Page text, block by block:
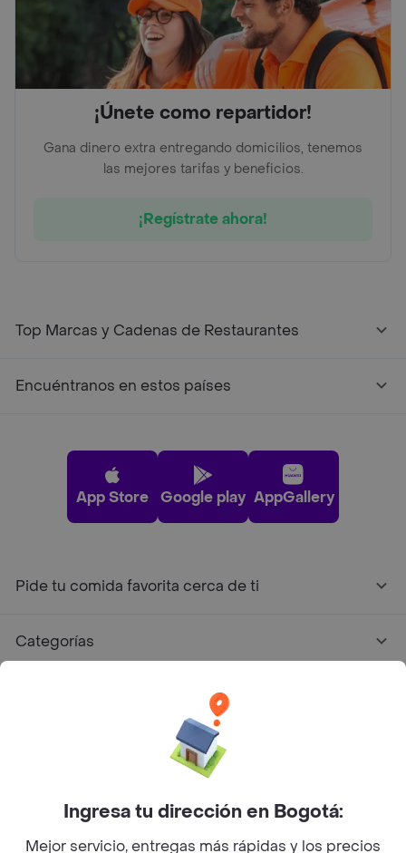
¡Únete como repartidor!
Gana dinero extra entregando domicilios, tenemos
las mejores tarifas y beneficios.
¡Regístrate ahora!
Top Marcas y Cadenas de Restaurantes
Encuéntranos en estos países
App Store Google play AppGallery
Pide tu comida favorita cerca de ti
Categorías
Facebook
Twitter
Instagram
©2026Rappi Inc. All rights reserved.
Ingresa tu dirección en Bogotá:
Mejor servicio, entregas más rápidas y los precios